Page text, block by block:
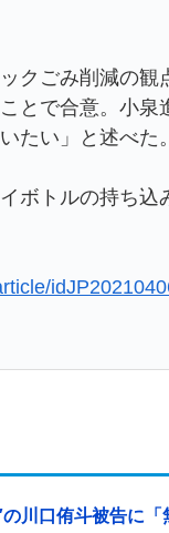
クごみ削減の
とで合意。小
たい」と述べた
ボトルの持ち
の川口侑斗被告に